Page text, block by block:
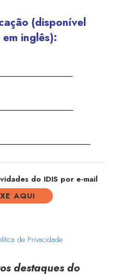
(disponível
inglês):
do IDIS por e-mail
de Privacidade
destaques do